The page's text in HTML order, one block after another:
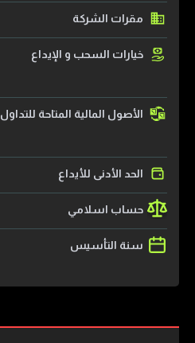
مقرات الشركة
خيارات السحب و الإيداع
الأصول المالية المتاحة للتداول
الحد الأدنى للأيداع
حساب اسلامي
سنة التأسيس